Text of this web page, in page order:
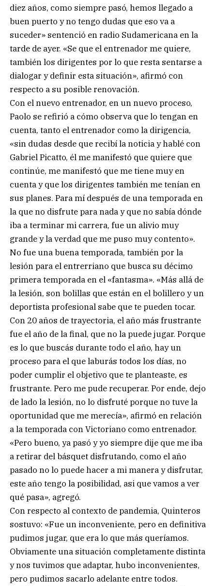
diez años, como siempre pasó, hemos llegado a
buen puerto y no tengo dudas que eso va a
suceder» sentenció en radio Sudamericana en la
tarde de ayer. «Se que el entrenador me quiere,
también los dirigentes por lo que resta sentarse a
dialogar y definir esta situación», afirmó con
respecto a su posible renovación.
Con el nuevo entrenador, en un nuevo proceso,
Paolo se refirió a cómo observa que lo tengan en
cuenta, tanto el entrenador como la dirigencia,
«sin dudas desde que recibí la noticia y hablé con
Gabriel Picatto, él me manifestó que quiere que
continúe, me manifestó que me tiene muy en
cuenta y que los dirigentes también me tenían en
sus planes. Para mí después de una temporada en
la que no disfrute para nada y que no sabía dónde
iba a terminar mi carrera, fue un alivio muy
grande y la verdad que me puso muy contento».
No fue una buena temporada, también por la
lesión para el entrerriano que busca su décimo
primera temporada en el «fantasma». «Más allá de
la lesión, son bolillas que están en el bolillero y un
deportista profesional sabe que te pueden tocar.
Con 20 años de trayectoria, el año más frustrante
fue el año de la final, que no la puede jugar. Porque
es lo que buscás durante todo el año, hay un
proceso para el que laburás todos los días, no
poder cumplir el objetivo que te planteaste, es
frustrante. Pero me pude recuperar. Por ende, dejo
de lado la lesión, no lo disfruté porque no tuve la
oportunidad que me merecía», afirmó en relación
a la temporada con Victoriano como entrenador.
«Pero bueno, ya pasó y yo siempre dije que me iba
a retirar del básquet disfrutando, como el año
pasado no lo puede hacer a mi manera y disfrutar,
este año tengo la posibilidad, asi que vamos a ver
qué pasa», agregó.
Con respecto al contexto de pandemia, Quinteros
sostuvo: «Fue un inconveniente, pero en definitiva
pudimos jugar, que era lo que más queríamos.
Obviamente una situación completamente distinta
y nos tuvimos que adaptar, hubo inconvenientes,
pero pudimos sacarlo adelante entre todos.